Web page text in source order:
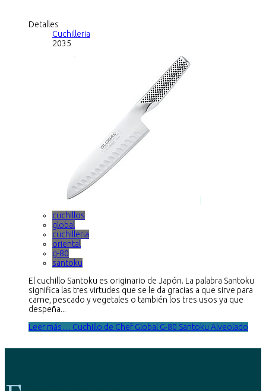
Detalles
Cuchilleria
2035
cuchillos
global
cuchilleria
oriental
g-80
santoku
El cuchillo Santoku es originario de Japón. La palabra Santoku
significa las tres virtudes que se le da gracias a que sirve para
carne, pescado y vegetales o también los tres usos ya que
despeña...
Leer más… Cuchillo de Chef Global G-80 Santoku Alveolado